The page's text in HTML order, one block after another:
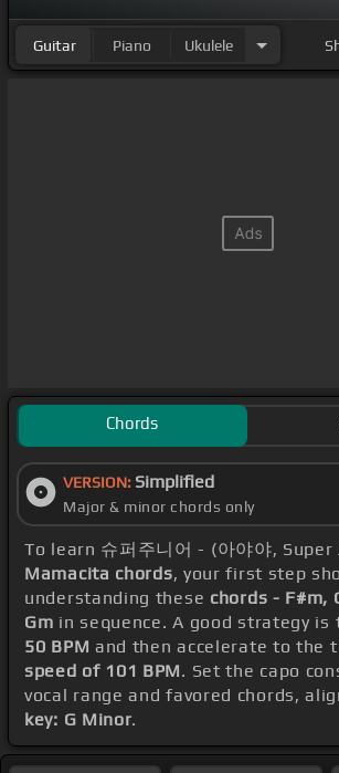
Guitar Piano Ukulele
Chords
VERSION: Simplified
Major & minor chords only
To learn 슈퍼주니어 - (아야야, Super
Mamacita chords, your first step
understanding these chords - F#m,
Gm in sequence. A good strategy
50 BPM and then accelerate to the
speed of 101 BPM. Set the capo
vocal range and favored chords,
key: G Minor.